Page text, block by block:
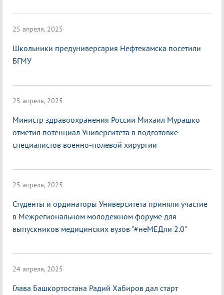
25 апреля, 2025
Школьники предуниверсария Нефтекамска посетили
БГМУ
25 апреля, 2025
Министр здравоохранения России Михаил Мурашко
отметил потенциал Университета в подготовке
специалистов военно-полевой хирургии
25 апреля, 2025
Студенты и ординаторы Университета приняли участие
в Межрегиональном молодежном форуме для
выпускников медицинских вузов "#неМЕДли 2.0"
24 апреля, 2025
Глава Башкортостана Радий Хабиров дал старт